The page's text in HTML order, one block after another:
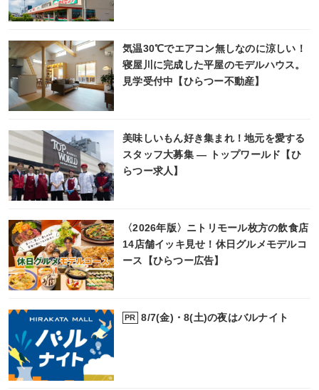
気温30℃でエアコン無しなのに涼しい！
寝屋川に完成した平屋のモデルハウス。
見学受付中【ひらつー不動産】
美味しいもん好き集まれ！地元を愛する
スタッフ大募集 ― トップワールド【ひ
らつー求人】
〈2026年版〉ニトリモール枚方の飲食店
14店舗イッキ見せ！休日グルメモデルコ
ース【ひらつー広告】
PR 8/7(金)・8(土)の夜はバルナイト